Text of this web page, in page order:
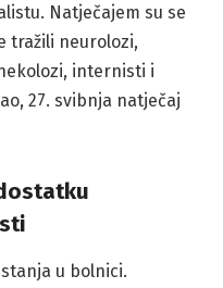
Natječajem su se
tražili neurolozi,
internisti i
27. svibnja natječaj
u bolnici.